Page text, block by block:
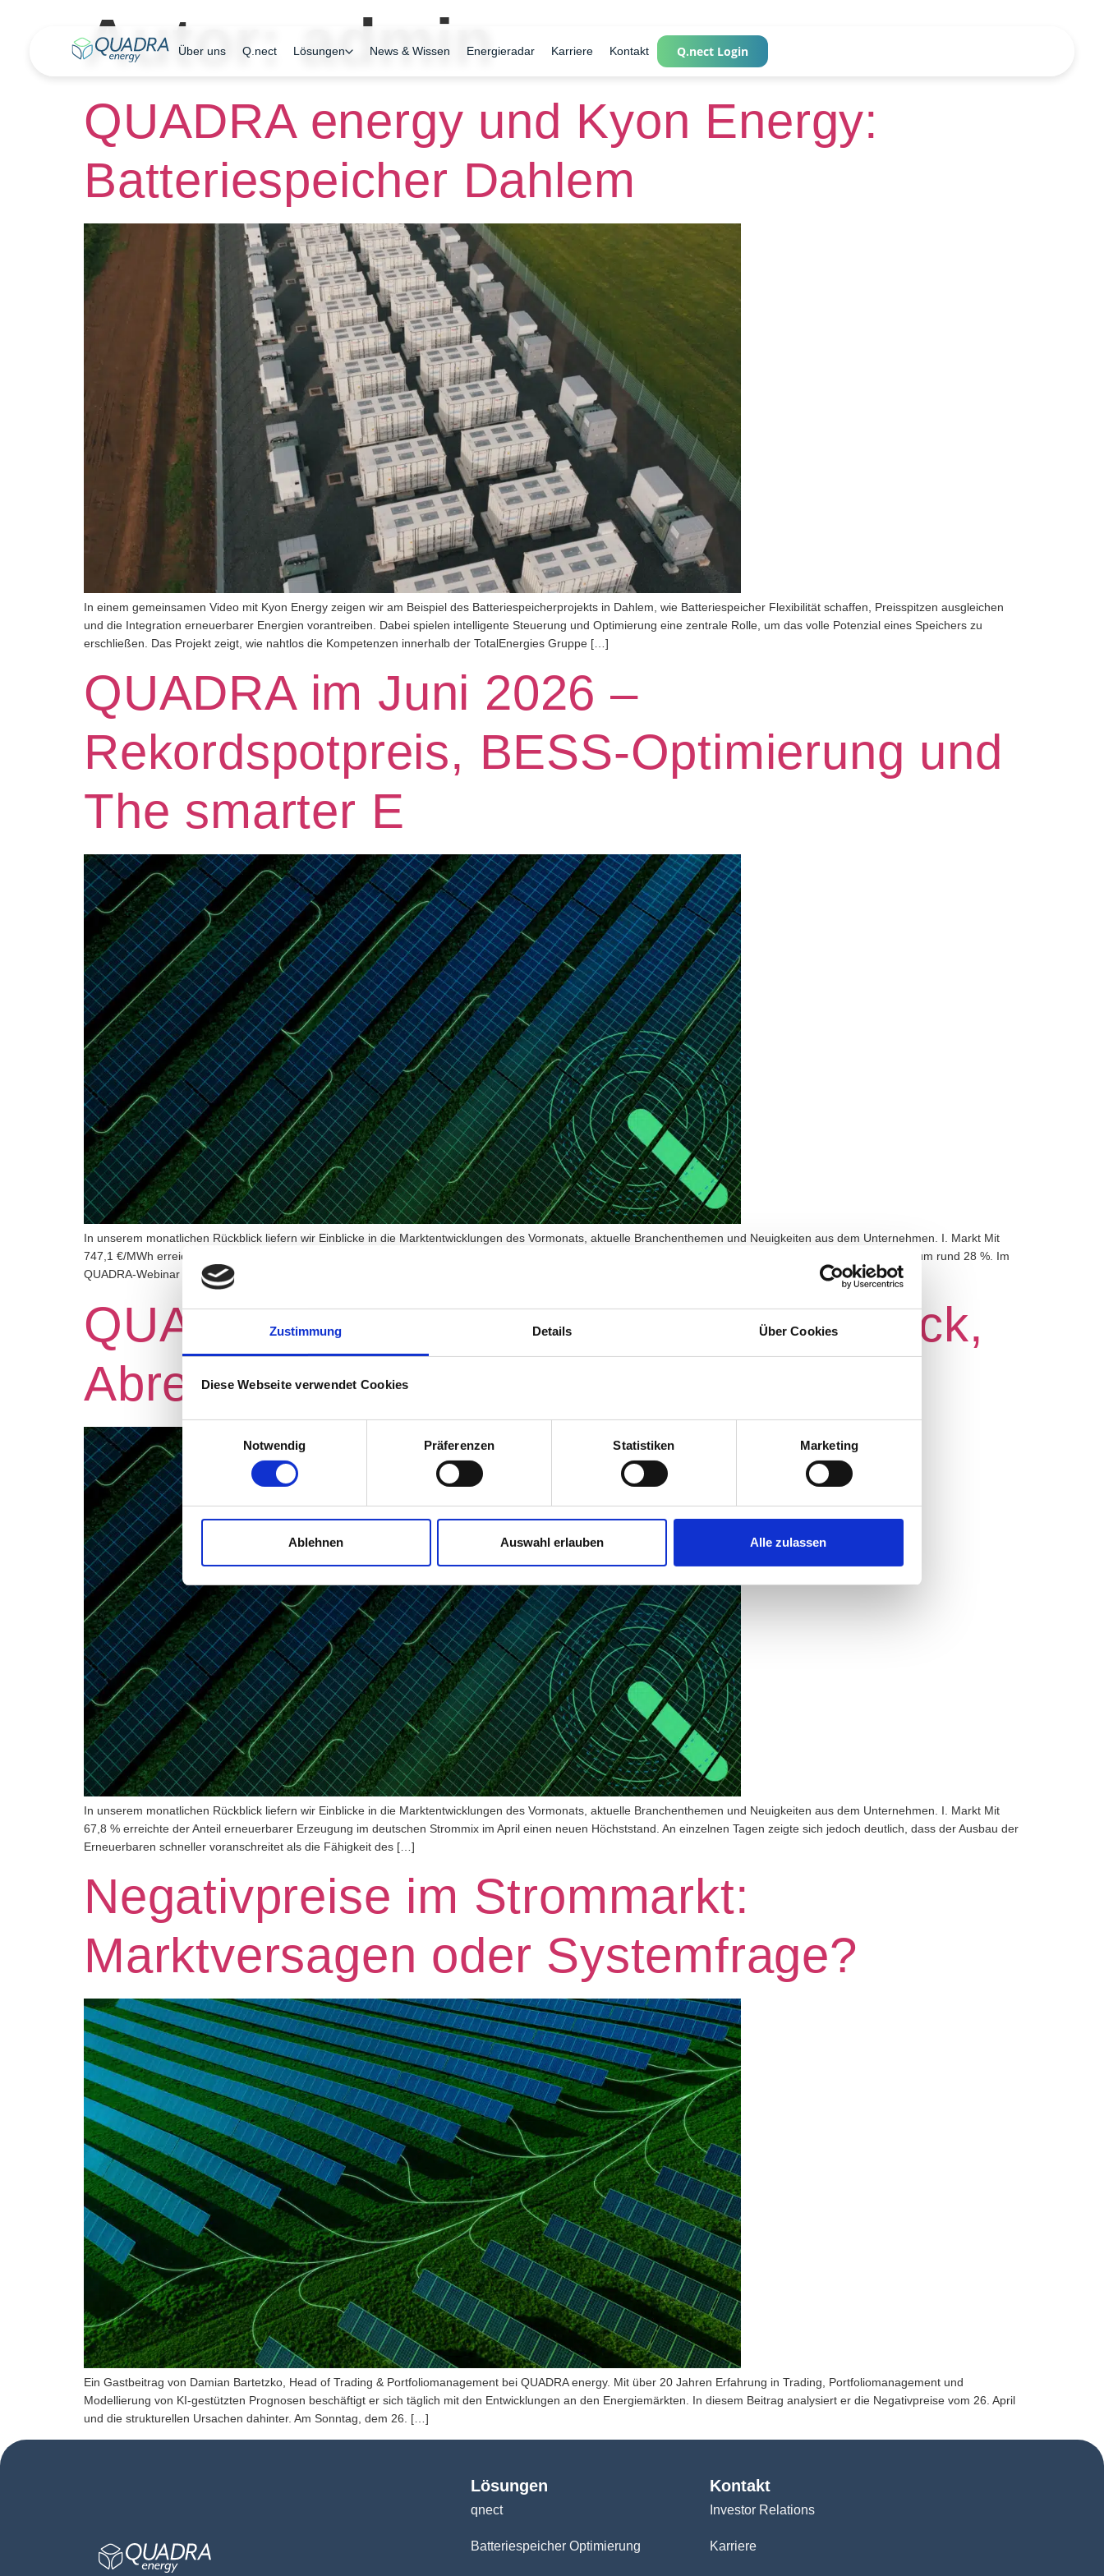
Zustimmung Details Über Cookies
Diese Webseite verwendet Cookies
Einwilligungsauswahl
Notwendig
Präferenzen Statistiken Marketing
Ablehnen Auswahl erlauben Alle zulassen
Über uns Q.nect Lösungen News & Wissen Energieradar Karriere Kontakt Q.nect Login
Autor:admin
QUADRA energy und Kyon Energy:
Batteriespeicher Dahlem
In einem gemeinsamen Video mit Kyon Energy zeigen wir am Beispiel des Batteriespeicherprojekts in Dahlem, wie Batteriespeicher Flexibilität schaffen, Preisspitzen ausgleichen
und die Integration erneuerbarer Energien vorantreiben. Dabei spielen intelligente Steuerung und Optimierung eine zentrale Rolle, um das volle Potenzial eines Speichers zu
erschließen. Das Projekt zeigt, wie nahtlos die Kompetenzen innerhalb der TotalEnergies Gruppe […]
QUADRA im Juni 2026 –
Rekordspotpreis, BESS-Optimierung und
The smarter E
In unserem monatlichen Rückblick liefern wir Einblicke in die Marktentwicklungen des Vormonats, aktuelle Branchenthemen und Neuigkeiten aus dem Unternehmen. I. Markt Mit
747,1 €/MWh erreichte der Spotpreis im Juni seinen Jahreshöchstwert 2026 und übertraf damit den bisherigen Spitzenwert aus dem Vorjahr von 583,40 €/MWh um rund 28 %. Im
QUADRA-Webinar haben wir diesen Ausschlag genauer […]
QUADRA im Mai 2026 – Marktüberblick,
Abregelung und Branchennews
In unserem monatlichen Rückblick liefern wir Einblicke in die Marktentwicklungen des Vormonats, aktuelle Branchenthemen und Neuigkeiten aus dem Unternehmen. I. Markt Mit
67,8 % erreichte der Anteil erneuerbarer Erzeugung im deutschen Strommix im April einen neuen Höchststand. An einzelnen Tagen zeigte sich jedoch deutlich, dass der Ausbau der
Erneuerbaren schneller voranschreitet als die Fähigkeit des […]
Negativpreise im Strommarkt:
Marktversagen oder Systemfrage?
Ein Gastbeitrag von Damian Bartetzko, Head of Trading & Portfoliomanagement bei QUADRA energy. Mit über 20 Jahren Erfahrung in Trading, Portfoliomanagement und
Modellierung von KI-gestützten Prognosen beschäftigt er sich täglich mit den Entwicklungen an den Energiemärkten. In diesem Beitrag analysiert er die Negativpreise vom 26. April
und die strukturellen Ursachen dahinter. Am Sonntag, dem 26. […]
Lösungen
qnect
Batteriespeicher Optimierung
Kontakt
Investor Relations
Karriere